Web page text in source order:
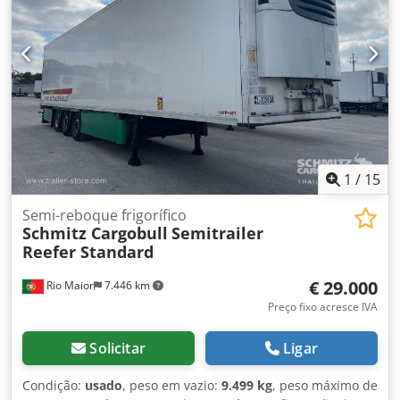
Certificado DIN EN 12642 (código XL), Espaço de carga (C x
L x A): 13.410 mm x 2.490 mm x 2.700 mm, Dimensão do
pneu: 385/55 R22.5, Volume do espaço de carga: 90 m³, 1º
eixo: , 2º eixo: , 3º eixo: , Suspensão pneumática, Proteção
contra empenamento, Eixo elevatório, Porta paletes,
Sistema de travagem eletrónico EBS, Suporte para extintor,
Suporte para roda sobressalente, Registrador de
temperatura, Dois pisos, Odômetro, Ficha de ligação 1x15
e 2x7 pinos, Proteção anti-salpicos, Rodas de liga leve,
Sistema de telemática. Dodpfx Aszp S U Njmhokr
1 / 15
Rio Maior 7.446 km
Semi-reboque frigorífico
Schmitz Cargobull Semitrailer
Reefer Standard
€ 29.000
Preço fixo acresce IVA
Solicitar Ligar
Condição: usado, peso em vazio: 9.499 kg, peso máximo de